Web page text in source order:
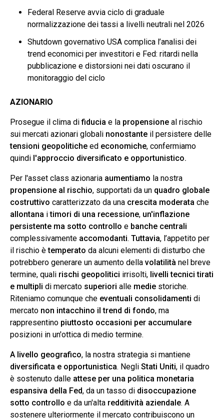
Federal Reserve avvia ciclo di graduale
normalizzazione dei tassi a livelli neutrali nel 2026
Shutdown governativo USA complica l’analisi dei
trend economici per investitori e Fed: ritardi nella
pubblicazione e distorsioni nei dati oscurano il
monitoraggio del ciclo
AZIONARIO
Prosegue il clima difiducia e la propensione al rischio
sui mercati azionari globali nonostante il persistere delle
tensioni geopolitiche ed economiche, confermiamo
quindi l'approccio diversificato e opportunistico.
Per l'asset class azionaria aumentiamo la nostra
propensione al rischio, supportati da un quadro globale
costruttivo caratterizzato da una crescita moderata che
allontana itimori di una recessione, un'inflazione
persistente ma sotto controllo e banche centrali
complessivamente accomodanti. Tuttavia, l’appetito per
il rischio ètemperato da alcuni elementi di disturbo che
potrebbero generare un aumento della volatilità nel breve
termine, quali rischi geopolitici irrisolti, livelli tecnici tirati
e multipli di mercato superiori alle medie storiche.
Riteniamo comunque che eventuali consolidamenti di
mercato non intacchino il trend di fondo, ma
rappresentino piuttosto occasioni per accumulare
posizioni in un'ottica di medio termine.
A livello geografico, la nostra strategia si mantiene
diversificata e opportunistica. Negli Stati Uniti, il quadro
è sostenuto dalle attese per una politica monetaria
espansiva della Fed, da un tasso di disoccupazione
sotto controllo e da un'alta redditività aziendale. A
sostenere ulteriormente il mercato contribuiscono un